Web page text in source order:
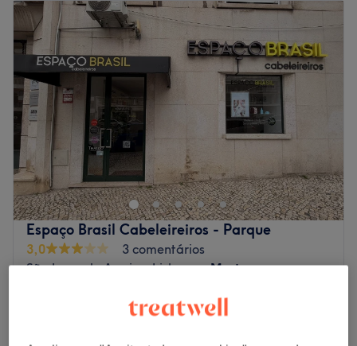
Espaço Brasil Cabeleireiros - Parque
3,0
3 comentários
São Jorge de Arroios, Lisboa
Mostrar no mapa